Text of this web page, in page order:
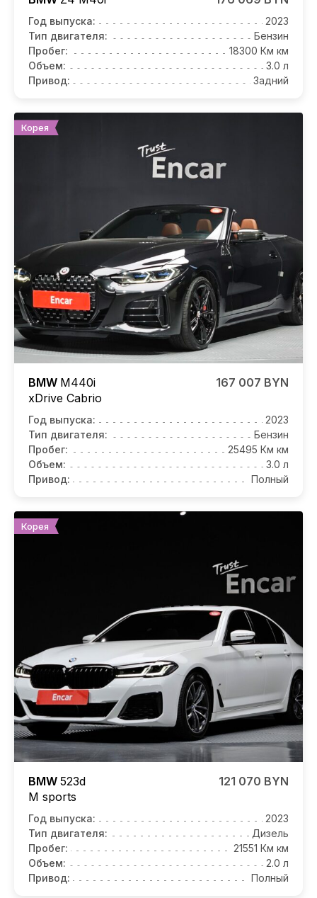
Год выпуска:
2023
Тип двигателя:
Бензин
Пробег:
18300 Км км
Объем:
3.0 л
Привод:
Задний
Корея
BMW M440i
xDrive Cabrio
167 007 BYN
Год выпуска:
2023
Тип двигателя:
Бензин
Пробег:
25495 Км км
Объем:
3.0 л
Привод:
Полный
Корея
BMW 523d
M sports
121 070 BYN
Год выпуска:
2023
Тип двигателя:
Дизель
Пробег:
21551 Км км
Объем:
2.0 л
Привод:
Полный